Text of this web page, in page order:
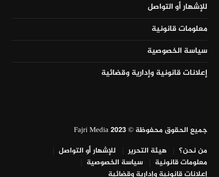
للإشهار أو التواصل
معلومات قانونية
سياسة الخصوصية
إعلانات قانونية وإدارية وقضائية
جميع الحقوق محفوظة © Fajri Media 2023
من نحن؟
هيئة التحرير
للإشهار أو التواصل
معلومات قانونية
سياسة الخصوصية
إعلانات قانونية وإدارية وقضائية